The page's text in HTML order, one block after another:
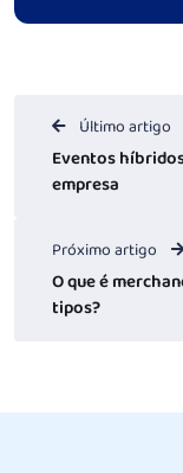
Último artigo
Eventos
empresa
Próximo artigo
O que é
tipos?